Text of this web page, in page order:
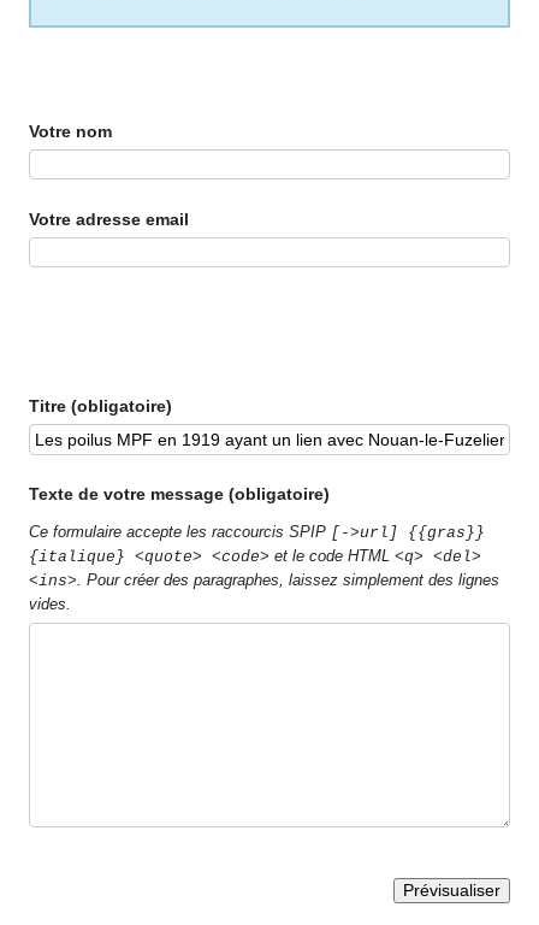
Votre nom
Votre adresse email
Titre (obligatoire)
Texte de votre message (obligatoire)
Ce formulaire accepte les raccourcis SPIP [->url] {{gras}}
{italique} <quote> <code> et le code HTML<q> <del>
<ins> . Pour créer des paragraphes, laissez simplement des lignes
vides.